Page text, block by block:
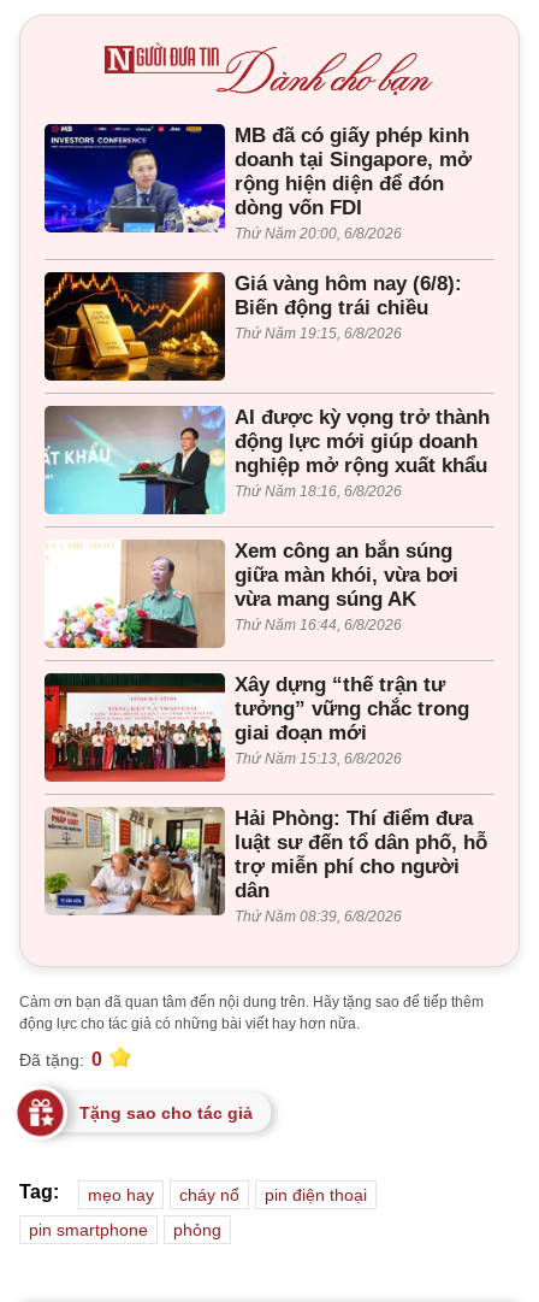
MB đã có giấy phép kinh
doanh tại Singapore, mở
rộng hiện diện để đón
dòng vốn FDI
Thứ Năm 20:00, 6/8/2026
Giá vàng hôm nay (6/8):
Biến động trái chiều
Thứ Năm 19:15, 6/8/2026
AI được kỳ vọng trở thành
động lực mới giúp doanh
nghiệp mở rộng xuất khẩu
Thứ Năm 18:16, 6/8/2026
Xem công an bắn súng
giữa màn khói, vừa bơi
vừa mang súng AK
Thứ Năm 16:44, 6/8/2026
Xây dựng “thế trận tư
tưởng” vững chắc trong
giai đoạn mới
Thứ Năm 15:13, 6/8/2026
Hải Phòng: Thí điểm đưa
luật sư đến tổ dân phố, hỗ
trợ miễn phí cho người
dân
Thứ Năm 08:39, 6/8/2026
Cảm ơn bạn đã quan tâm đến nội dung trên. Hãy tặng sao để tiếp thêm
động lực cho tác giả có những bài viết hay hơn nữa.
Đã tặng: 0
Tặng sao cho tác giả
Tag: mẹo hay cháy nổ
pin điện thoại
pin smartphone
phỏng